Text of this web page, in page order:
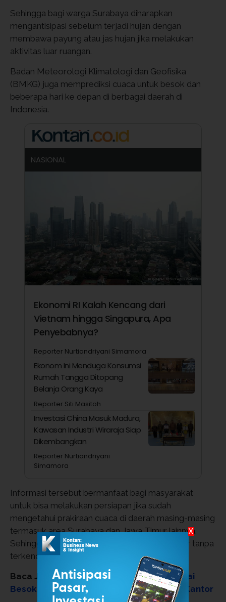
Sehingga bagi warga Surabaya diharapkan
mengantisipasi sebelum terjadi hujan dengan
membawa payung atau jas hujan jika melakukan
aktivitas luar ruangan.
Badan Meteorologi Klimatologi dan Geofisika
(BMKG) juga memprediksi cuaca untuk besok dan
beberapa hari ke depan di berbagai daerah di
Indonesia.
NASIONAL
Ekonomi RI Kalah Kencang dari
Vietnam hingga Singapura, Apa
Penyebabnya?
Reporter Nurtiandriyani Simamora
Ekonom Ini Menduga Konsumsi
Rumah Tangga Ditopang
Belanja Orang Kaya
Reporter Siti Masitoh
Investasi China Masuk Madura,
Kawasan Industri Wiraraja Siap
Dikembangkan
Reporter Nurtiandriyani
Simamora
Informasi tersebut bermanfaat bagi masyarakat
untuk bisa melakukan persiapan jika sudah
mengetahui prakiraan cuaca di daerah masing-masing
termasuk area Surabaya dan Jawa Timur lainnya.
Sehingga berbagai aktivitas bisa berjalan lancar tanpa
terkendala cuaca.
Baca Juga:PNS Pemkot Padang WFH Mulai
Besok (10/4), 7 Instansi Ini Tetap Kerja Di Kantor
X